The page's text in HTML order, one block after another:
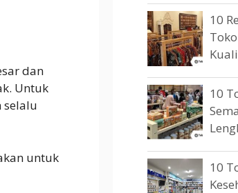
dan
Untuk
selalu
untuk
10
10
10